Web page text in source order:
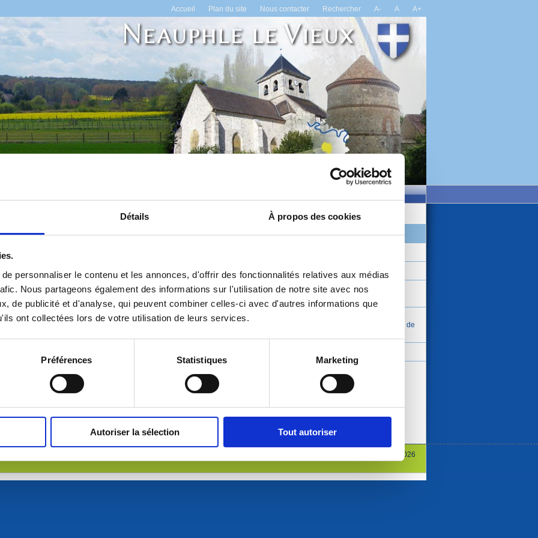
Détails À propos des cookies
personnaliser le contenu et les annonces, d'offrir des fonctionnalités relatives aux médias
Nous partageons également des informations sur l'utilisation de notre site avec nos
de publicité et d'analyse, qui peuvent combiner celles-ci avec d'autres informations que
ont collectées lors de votre utilisation de leurs services.
Préférences Statistiques Marketing
Autoriser la sélection Tout autoriser
Accueil Plan du site Nous contacter Rechercher A- A A+
Salle communale
auprès du secrétariat de la mairie.
à minuit (heure limite maximale)
Démarches et Formalités
Salle communale
Demande d'acte d'état-civil
Demande d'opération Tranquillité
Formulaire de contact avec la brigade de
© Mairie Neauphle Le Vieux 2026